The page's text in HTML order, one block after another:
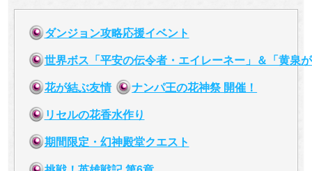
ダンジョン攻略応援イベント
世界ボス「平安の伝令者・エイレーネー」＆「黄泉
花が結ぶ友情 ナンパ王の花神祭 開催！
リセルの花香水作り
期間限定・幻神殿堂クエスト